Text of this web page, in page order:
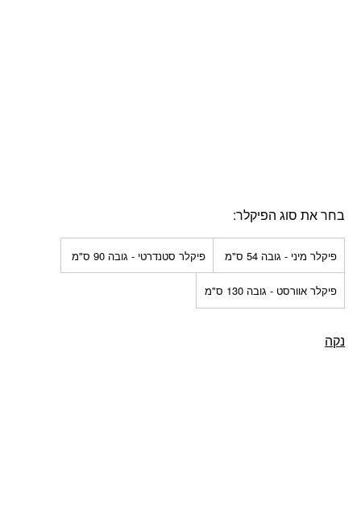
בחר את סוג הפיקלר
פיקלר מיני - גובה 54 ס"מ ‏ פיקלר סטנדרטי - גובה 90 ס"מ ‏
פיקלר אוורסט - גובה 130 ס"מ
נקה